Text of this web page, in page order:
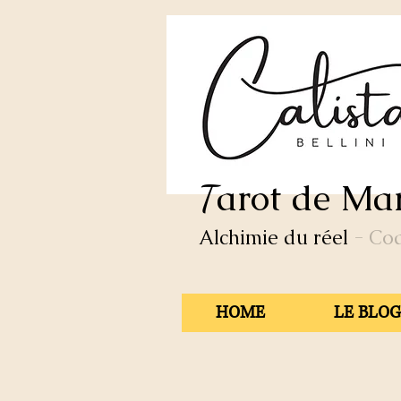
Tarot de
Alchimie du réel -
HOME LE BLOG